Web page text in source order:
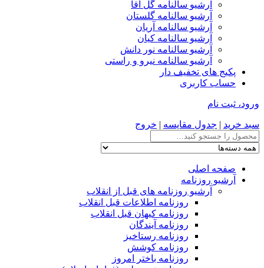
آرشیو سالنامه گل آقا
آرشیو سالنامه گلستان
آرشیو سالنامه آریان
آرشیو سالنامه کیان
آرشیو سالنامه نور دانش
آرشیو سالنامه نیرو و راستی
پکیج های تخفیف دار
حساب کاربری
ورود، ثبت نام
سبد خرید | جدول مقایسه | خروج
صفحه اصلی
آرشیو روزنامه
آرشیو روزنامه های قبل از انقلاب
روزنامه اطلاعات قبل انقلاب
روزنامه کیهان قبل انقلاب
روزنامه آیندگان
روزنامه رستاخیز
روزنامه کوشش
روزنامه باختر امروز